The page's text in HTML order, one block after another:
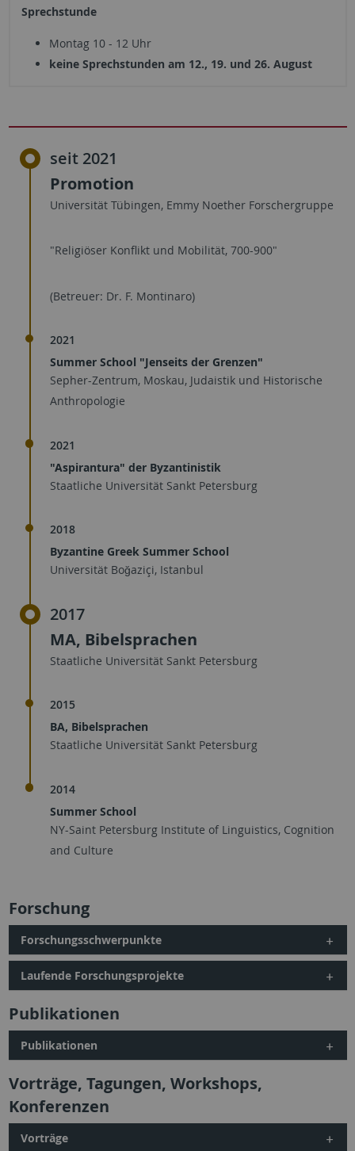
Sprechstunde
Montag 10 - 12 Uhr
keine Sprechstunden am 12., 19. und 26. August
seit 2021
Promotion
Universität Tübingen, Emmy Noether Forschergruppe
"Religiöser Konflikt und Mobilität, 700-900"
(Betreuer: Dr. F. Montinaro)
2021
Summer School "Jenseits der Grenzen"
Sepher-Zentrum, Moskau, Judaistik und Historische
Anthropologie
2021
"Aspirantura" der Byzantinistik
Staatliche Universität Sankt Petersburg
2018
Byzantine Greek Summer School
Universität Boğaziçi, Istanbul
2017
MA, Bibelsprachen
Staatliche Universität Sankt Petersburg
2015
BA, Bibelsprachen
Staatliche Universität Sankt Petersburg
2014
Summer School
NY-Saint Petersburg Institute of Linguistics, Cognition
and Culture
Forschung
Forschungsschwerpunkte
Laufende Forschungsprojekte
Publikationen
Publikationen
Vorträge, Tagungen, Workshops,
Konferenzen
Vorträge